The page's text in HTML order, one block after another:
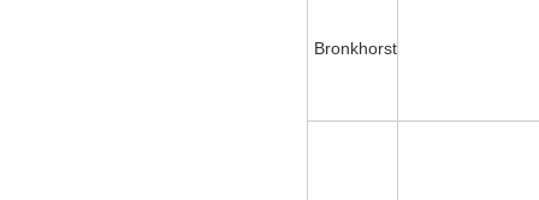
Bronkhorst